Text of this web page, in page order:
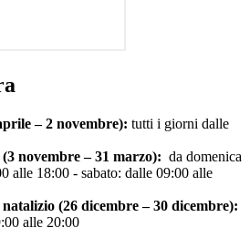
– 2 novembre): tutti i giorni dalle
novembre – 31 marzo): da domenica
alle 18:00 - sabato: dalle 09:00 alle
(26 dicembre – 30 dicembre):
alle 20:00